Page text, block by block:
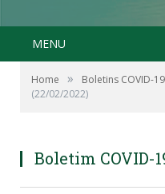
MENU
Home » Boletins COVID-19
(22/02/2022)
Boletim COVID-